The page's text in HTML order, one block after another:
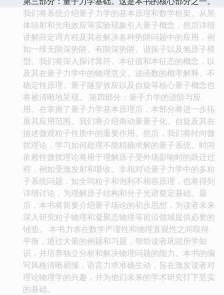
我们将系统介绍量子力学的基本原理和数学框架。从黑
体辐射和光电效应等实验现象引入量子概念，然后详细
讲解薛定谔方程及其在解决各种势阱问题中的应用，例
如一维无限深势阱、有限深势阱、谐振子以及氢原子模
型。我们将深入探讨算符、本征值和本征态的概念，以
及其在量子力学中的物理意义。波函数的概率解释、不
确定性原理、量子隧穿效应以及自旋等核心量子概念也
将被清晰地呈现。 第四部分：量子力学的进阶与应
用。在掌握了量子力学基本原理后，本部分将进一步拓
展其应用范围。我们将介绍角动量量子化、自旋及其在
描述微观粒子性质中的重要作用。然后，我们将转向微
扰理论，学习如何处理不能精确求解的量子系统。时间
依赖性微扰理论将用于理解原子受外场影响时的跃迁过
程，例如受激发射和吸收。非相对论量子力学中的多粒
子系统问题，如全同粒子和泡利不相容原理，也将得到
详细讨论，为理解原子结构和分子光谱奠定基础。最
后，本书将简要介绍量子场论的初步思想，为读者未来
深入研究粒子物理和凝聚态物理等前沿领域提供必要的
铺垫。 本书力求在数学严谨性和物理直观性之间取得
平衡，通过大量的例题和习题，帮助读者巩固所学知
识，并培养独立分析和解决物理问题的能力。本书的编
写风格清晰易懂，语言力求准确生动，旨在激发读者对
理论物理学的兴趣，并为他们未来的学术研究打下坚实
的基础。